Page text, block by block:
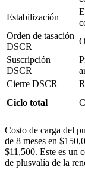
Estabilización
Orden de tasación
DSCR
Suscripción
DSCR
Cierre DSCR
Ciclo total
Costo de carga del
de 8 meses en
$11,500. Este es un
de plusvalía de la